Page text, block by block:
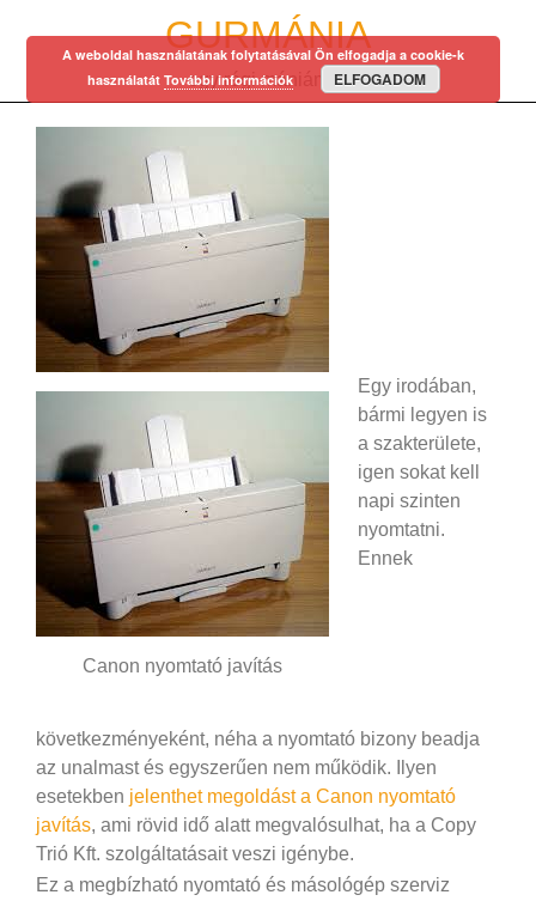
GURMÁNIA
egy régi mániám…
Canon nyomtató javítás
Egy irodában,
bármi legyen is
a szakterülete,
igen sokat kell
napi szinten
nyomtatni.
Ennek
következményeként, néha a nyomtató bizony beadja
az unalmast és egyszerűen nem működik. Ilyen
esetekben jelenthet megoldást a Canon nyomtató
javítás, ami rövid idő alatt megvalósulhat, ha a Copy
Trió Kft. szolgáltatásait veszi igénybe.
Ez a megbízható nyomtató és másológép szerviz
A weboldal használatának folytatásával Ön elfogadja a cookie-k
használatát További információk ELFOGADOM